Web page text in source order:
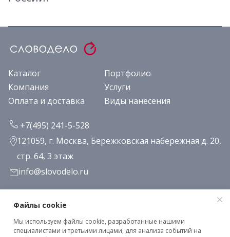
Каталог
Портфолио
Компания
Услуги
Оплата и доставка
Виды нанесения
+7(495) 241-5-528
121059, г. Москва, Бережковская набережная д. 20,
стр. 64, 3 этаж
info@slovodelo.ru
Заказать звонок
Подписаться на рассылку
Файлы cookie
Мы используем файлы cookie, разработанные нашими
специалистами и третьими лицами, для анализа событий на